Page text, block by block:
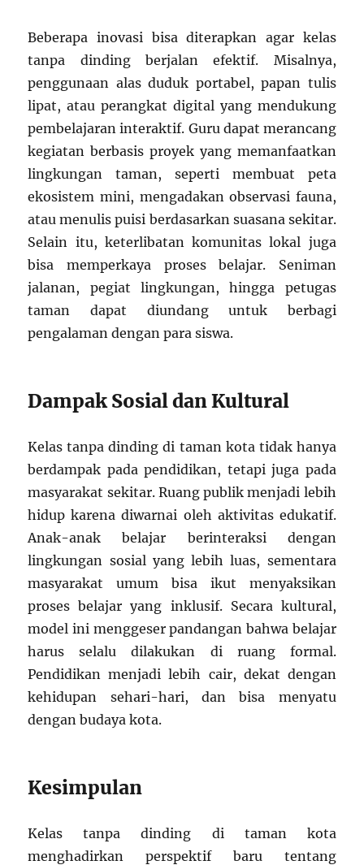
Beberapa inovasi bisa diterapkan agar kelas
tanpa dinding berjalan efektif. Misalnya,
penggunaan alas duduk portabel, papan tulis
lipat, atau perangkat digital yang mendukung
pembelajaran interaktif. Guru dapat merancang
kegiatan berbasis proyek yang memanfaatkan
lingkungan taman, seperti membuat peta
ekosistem mini, mengadakan observasi fauna,
atau menulis puisi berdasarkan suasana sekitar.
Selain itu, keterlibatan komunitas lokal juga
bisa memperkaya proses belajar. Seniman
jalanan, pegiat lingkungan, hingga petugas
taman dapat diundang untuk berbagi
pengalaman dengan para siswa.
Dampak Sosial dan Kultural
Kelas tanpa dinding di taman kota tidak hanya
berdampak pada pendidikan, tetapi juga pada
masyarakat sekitar. Ruang publik menjadi lebih
hidup karena diwarnai oleh aktivitas edukatif.
Anak-anak belajar berinteraksi dengan
lingkungan sosial yang lebih luas, sementara
masyarakat umum bisa ikut menyaksikan
proses belajar yang inklusif. Secara kultural,
model ini menggeser pandangan bahwa belajar
harus selalu dilakukan di ruang formal.
Pendidikan menjadi lebih cair, dekat dengan
kehidupan sehari-hari, dan bisa menyatu
dengan budaya kota.
Kesimpulan
Kelas tanpa dinding di taman kota
menghadirkan perspektif baru tentang